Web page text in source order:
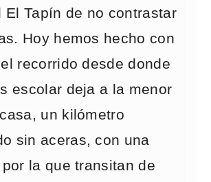
El Tapín de no contrastar
Hoy hemos hecho con
recorrido desde donde
escolar deja a la menor
un kilómetro
sin aceras, con una
la que transitan de